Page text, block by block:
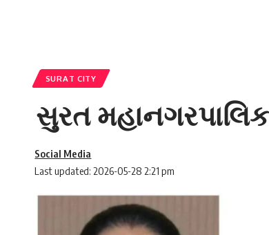
SURAT CITY
સુરત
Last updated: 2026-05-28 2:21 pm
Social Media